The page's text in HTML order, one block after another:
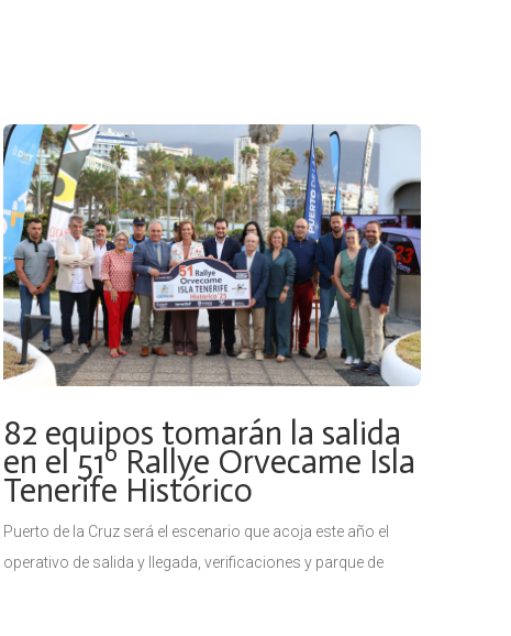
82 equipos tomarán la salida
en el 51º Rallye Orvecame Isla
Tenerife Histórico
Puerto de la Cruz será el escenario que acoja este año el
operativo de salida y llegada, verificaciones y parque de